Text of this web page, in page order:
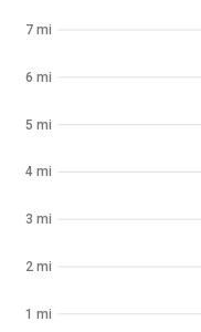
1 mi
2 mi
3 mi
4 mi
5 mi
6 mi
7 mi